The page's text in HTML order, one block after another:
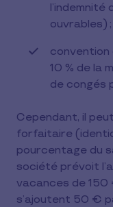
ouvrables) ;
convention
10 % de la
de congés
Cependant, il
forfaitaire
pourcentage du
société prévoit
vacances de 150
s’ajoutent 50 €